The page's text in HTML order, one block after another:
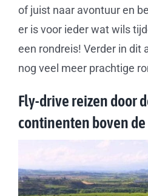
of juist naar avontuur en
er is voor ieder wat wils
een rondreis! Verder in dit
nog veel meer prachtige
Fly-drive reizen door
continenten boven